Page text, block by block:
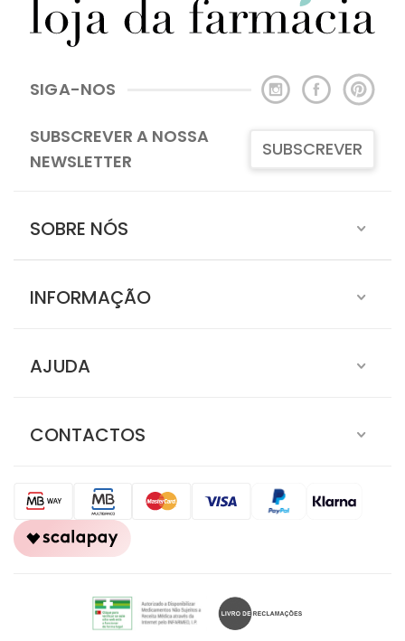
SIGA-NOS
SUBSCREVER A NOSSA
NEWSLETTER
SUBSCREVER
SOBRE NÓS
INFORMAÇÃO
AJUDA
CONTACTOS